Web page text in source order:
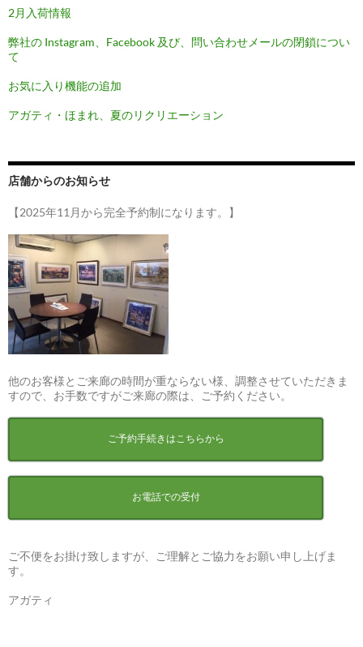
2月入荷情報
弊社の Instagram、Facebook 及び、問い合わせメールの閉鎖につい
て
お気に入り機能の追加
アガティ・ほまれ、夏のリクリエーション
店舗からのお知らせ
【2025年11月から完全予約制になります。】
他のお客様とご来廊の時間が重ならない様、調整させていただきま
すので、お手数ですがご来廊の際は、ご予約ください。
ご予約手続きはこちらから
お電話での受付
ご不便をお掛け致しますが、ご理解とご協力をお願い申し上げま
す。
アガティ